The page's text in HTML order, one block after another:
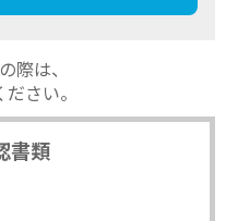
際は、
さい。
書類